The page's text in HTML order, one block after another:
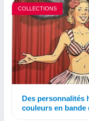
COLLECTIONS
Des personnalités
couleurs en bande